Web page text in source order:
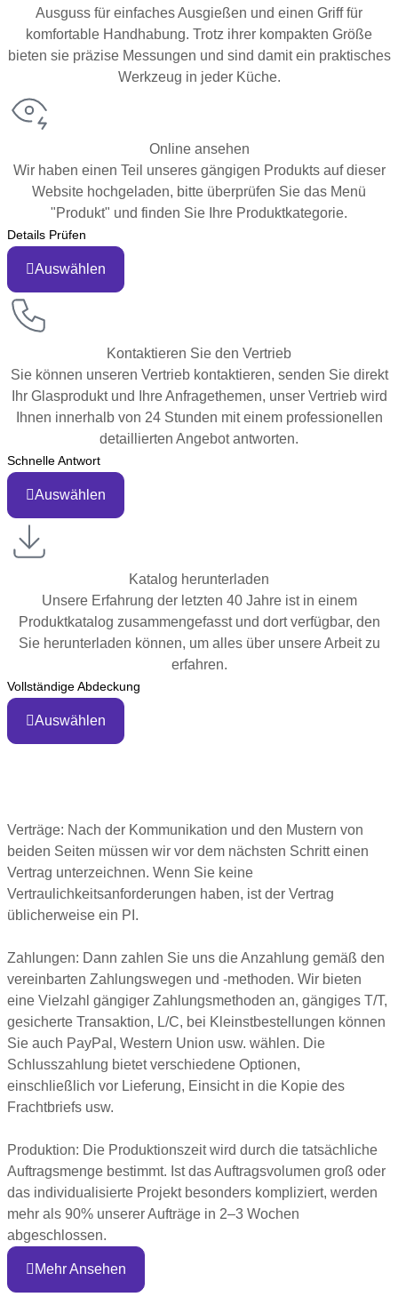
Ausguss für einfaches Ausgießen und einen Griff für
komfortable Handhabung. Trotz ihrer kompakten Größe
bieten sie präzise Messungen und sind damit ein praktisches
Werkzeug in jeder Küche.
Online ansehen
Wir haben einen Teil unseres gängigen Produkts auf dieser
Website hochgeladen, bitte überprüfen Sie das Menü
"Produkt" und finden Sie Ihre Produktkategorie.
Details Prüfen
Auswählen
Kontaktieren Sie den Vertrieb
Sie können unseren Vertrieb kontaktieren, senden Sie direkt
Ihr Glasprodukt und Ihre Anfragethemen, unser Vertrieb wird
Ihnen innerhalb von 24 Stunden mit einem professionellen
detaillierten Angebot antworten.
Schnelle Antwort
Auswählen
Katalog herunterladen
Unsere Erfahrung der letzten 40 Jahre ist in einem
Produktkatalog zusammengefasst und dort verfügbar, den
Sie herunterladen können, um alles über unsere Arbeit zu
erfahren.
Vollständige Abdeckung
Auswählen
Verträge: Nach der Kommunikation und den Mustern von
beiden Seiten müssen wir vor dem nächsten Schritt einen
Vertrag unterzeichnen. Wenn Sie keine
Vertraulichkeitsanforderungen haben, ist der Vertrag
üblicherweise ein PI.
Zahlungen: Dann zahlen Sie uns die Anzahlung gemäß den
vereinbarten Zahlungswegen und -methoden. Wir bieten
eine Vielzahl gängiger Zahlungsmethoden an, gängiges T/T,
gesicherte Transaktion, L/C, bei Kleinstbestellungen können
Sie auch PayPal, Western Union usw. wählen. Die
Schlusszahlung bietet verschiedene Optionen,
einschließlich vor Lieferung, Einsicht in die Kopie des
Frachtbriefs usw.
Produktion: Die Produktionszeit wird durch die tatsächliche
Auftragsmenge bestimmt. Ist das Auftragsvolumen groß oder
das individualisierte Projekt besonders kompliziert, werden
mehr als 90% unserer Aufträge in 2–3 Wochen
abgeschlossen.
Mehr Ansehen